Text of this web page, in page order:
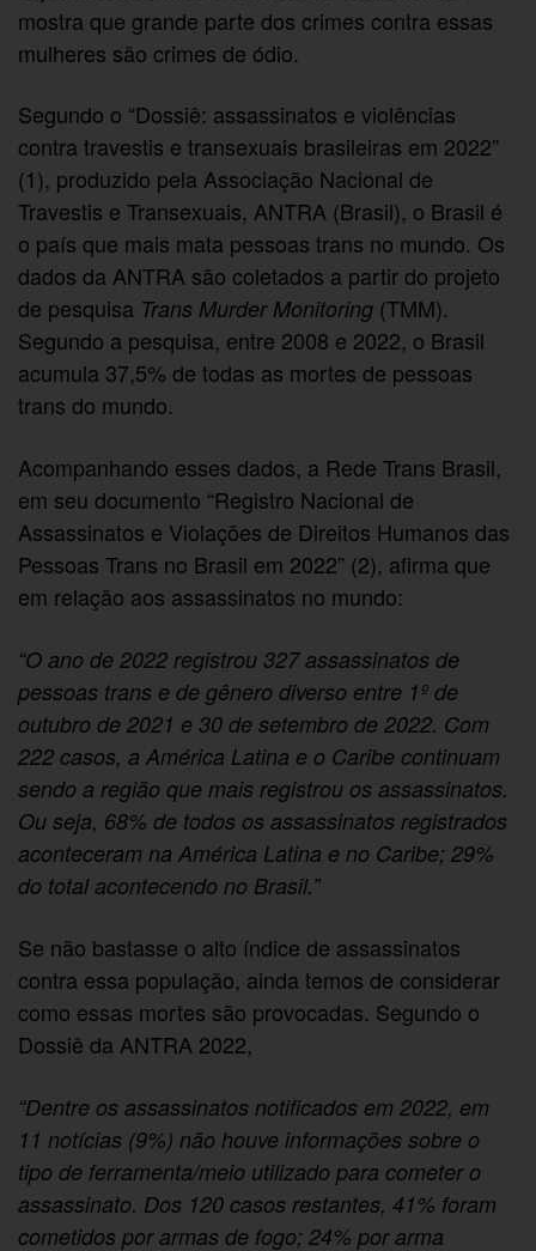
mostra que grande parte dos crimes contra essas
mulheres são crimes de ódio.
Segundo o “Dossiê: assassinatos e violências
contra travestis e transexuais brasileiras em 2022”
(1), produzido pela Associação Nacional de
Travestis e Transexuais, ANTRA (Brasil), o Brasil é
o país que mais mata pessoas trans no mundo. Os
dados da ANTRA são coletados a partir do projeto
de pesquisa Trans Murder Monitoring (TMM).
Segundo a pesquisa, entre 2008 e 2022, o Brasil
acumula 37,5% de todas as mortes de pessoas
trans do mundo.
Acompanhando esses dados, a Rede Trans Brasil,
em seu documento “Registro Nacional de
Assassinatos e Violações de Direitos Humanos das
Pessoas Trans no Brasil em 2022” (2), afirma que
em relação aos assassinatos no mundo:
“O ano de 2022 registrou 327 assassinatos de
pessoas trans e de gênero diverso entre 1º de
outubro de 2021 e 30 de setembro de 2022. Com
222 casos, a América Latina e o Caribe continuam
sendo a região que mais registrou os assassinatos.
Ou seja, 68% de todos os assassinatos registrados
aconteceram na América Latina e no Caribe; 29%
do total acontecendo no Brasil.”
Se não bastasse o alto índice de assassinatos
contra essa população, ainda temos de considerar
como essas mortes são provocadas. Segundo o
Dossiê da ANTRA 2022,
“Dentre os assassinatos notificados em 2022, em
11 notícias (9%) não houve informações sobre o
tipo de ferramenta/meio utilizado para cometer o
assassinato. Dos 120 casos restantes, 41% foram
cometidos por armas de fogo; 24% por arma